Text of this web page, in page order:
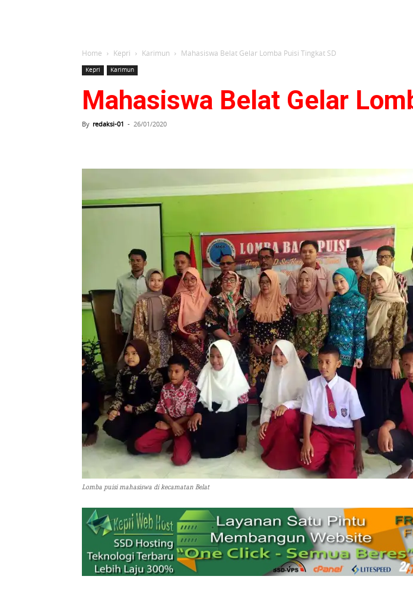
Home Kepri Karimun Mahasiswa Belat Gelar Lomba Puisi Tingkat SD
Kepri Karimun
Mahasiswa Belat Gelar
By redaksi-01 - 26/01/2020
Lomba puisi mahasiswa di kecamatan Belat